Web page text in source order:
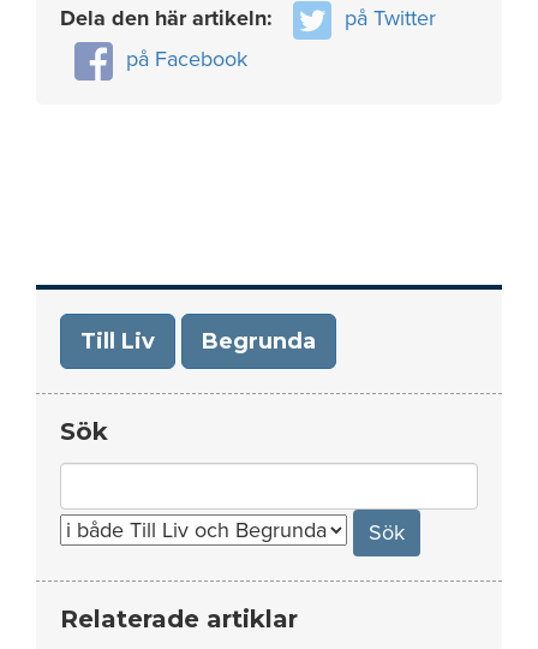
Dela den här artikeln:
på Twitter
på Facebook
Till Liv Begrunda
Sök
for:
Relaterade artiklar